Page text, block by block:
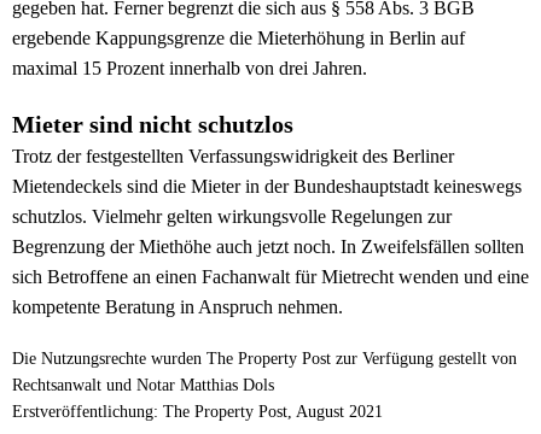
gegeben hat. Ferner begrenzt die sich aus § 558 Abs. 3 BGB
ergebende Kappungsgrenze die Mieterhöhung in Berlin auf
maximal 15 Prozent innerhalb von drei Jahren.
Mieter sind nicht schutzlos
Trotz der festgestellten Verfassungswidrigkeit des Berliner
Mietendeckels sind die Mieter in der Bundeshauptstadt keineswegs
schutzlos. Vielmehr gelten wirkungsvolle Regelungen zur
Begrenzung der Miethöhe auch jetzt noch. In Zweifelsfällen sollten
sich Betroffene an einen Fachanwalt für Mietrecht wenden und eine
kompetente Beratung in Anspruch nehmen.
Die Nutzungsrechte wurden The Property Post zur Verfügung gestellt von
Rechtsanwalt und Notar Matthias Dols
Erstveröffentlichung: The Property Post, August 2021